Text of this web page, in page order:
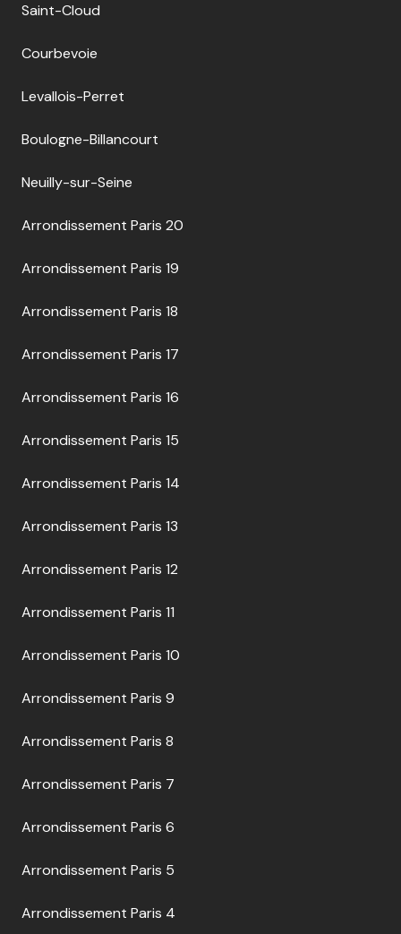
Saint-Cloud
Courbevoie
Levallois-Perret
Boulogne-Billancourt
Neuilly-sur-Seine
Arrondissement Paris 20
Arrondissement Paris 19
Arrondissement Paris 18
Arrondissement Paris 17
Arrondissement Paris 16
Arrondissement Paris 15
Arrondissement Paris 14
Arrondissement Paris 13
Arrondissement Paris 12
Arrondissement Paris 11
Arrondissement Paris 10
Arrondissement Paris 9
Arrondissement Paris 8
Arrondissement Paris 7
Arrondissement Paris 6
Arrondissement Paris 5
Arrondissement Paris 4